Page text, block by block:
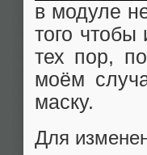
в модуле
того
тех пор,
моём
маску.
Для